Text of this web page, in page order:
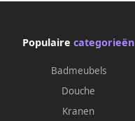
Populaire categorieën
Badmeubels
Douche
Kranen